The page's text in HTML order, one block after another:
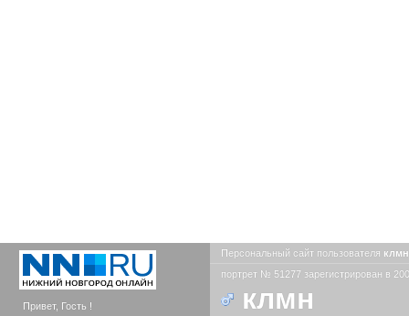
Привет, Гость !
Персональный сайт пользователя
портрет № 51277 зарегистрирован в
клмн